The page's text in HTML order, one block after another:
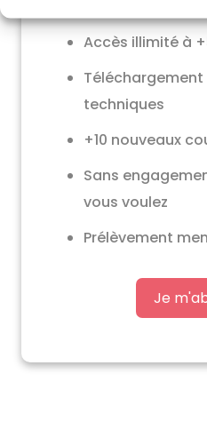
Accès illimité à
techniques
+10 nouveaux
Sans
vous voulez
Prélèvement
Je